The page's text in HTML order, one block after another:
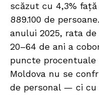
scăzut cu 4,3%
889.100 de
anului 2025, rata
20–64 de ani a
puncte procentuale
Moldova nu se
de personal — ci cu